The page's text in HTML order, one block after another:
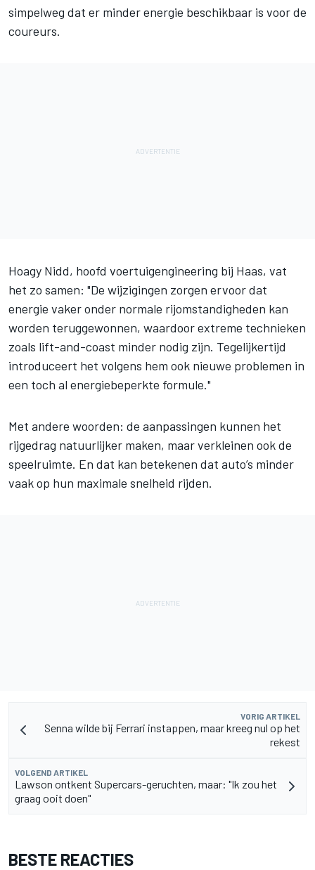
simpelweg dat er minder energie beschikbaar is voor de
coureurs.
Hoagy Nidd, hoofd voertuigengineering bij Haas, vat
het zo samen: "De wijzigingen zorgen ervoor dat
energie vaker onder normale rijomstandigheden kan
worden teruggewonnen, waardoor extreme technieken
zoals lift-and-coast minder nodig zijn. Tegelijkertijd
introduceert het volgens hem ook nieuwe problemen in
een toch al energiebeperkte formule."
Met andere woorden: de aanpassingen kunnen het
rijgedrag natuurlijker maken, maar verkleinen ook de
speelruimte. En dat kan betekenen dat auto’s minder
vaak op hun maximale snelheid rijden.
VORIG ARTIKEL
Senna wilde bij Ferrari instappen, maar kreeg nul op het
rekest
VOLGEND ARTIKEL
Lawson ontkent Supercars-geruchten, maar: "Ik zou het
graag ooit doen"
BESTE REACTIES